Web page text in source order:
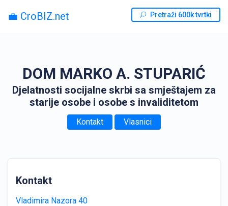
💼 CroBIZ.net Pretraži 600k tvrtki
DOM MARKO A. STUPARIĆ
Djelatnosti socijalne skrbi sa smještajem za
starije osobe i osobe s invaliditetom
Kontakt Vlasnici
Kontakt
Vladimira Nazora 40